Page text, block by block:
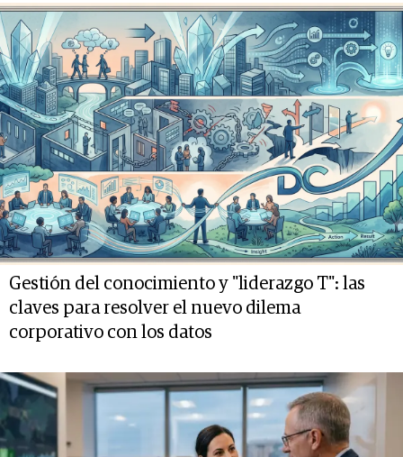
Gestión del conocimiento y "liderazgo T": las
claves para resolver el nuevo dilema
corporativo con los datos